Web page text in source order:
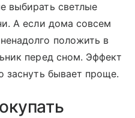
выбирать светлые
А если дома совсем
положить в
перед сном. Эффект
заснуть бывает проще.